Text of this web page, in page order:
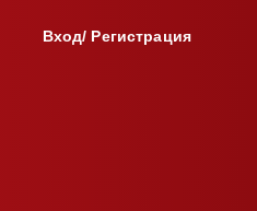
Вход/ Регистрация